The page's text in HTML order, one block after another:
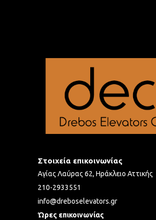
Στοιχεία επικοινωνίας
Αγίας Λαύρας 62, Ηράκλειο Αττικής
210-2933551
info@dreboselevators.gr
Ώρες επικοινωνίας